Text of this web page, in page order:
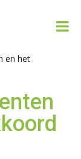
en het